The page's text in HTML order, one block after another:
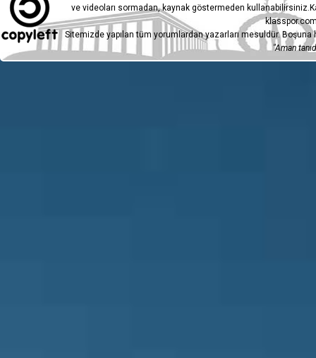
ve videoları sormadan, kaynak göstermeden
Sitemizde yapılan tüm yorumlardan yazarları mesuldür.
"Aman